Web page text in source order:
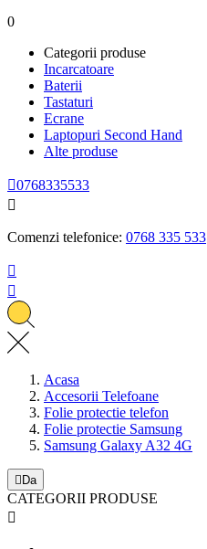
0
Categorii produse
Incarcatoare
Baterii
Tastaturi
Ecrane
Laptopuri Second Hand
Alte produse
0768335533

Comenzi telefonice: 0768 335 533


Acasa
Accesorii Telefoane
Folie protectie telefon
Folie protectie Samsung
Samsung Galaxy A32 4G
 Da
CATEGORII PRODUSE
